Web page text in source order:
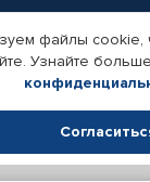
файлы cookie,
Узнайте